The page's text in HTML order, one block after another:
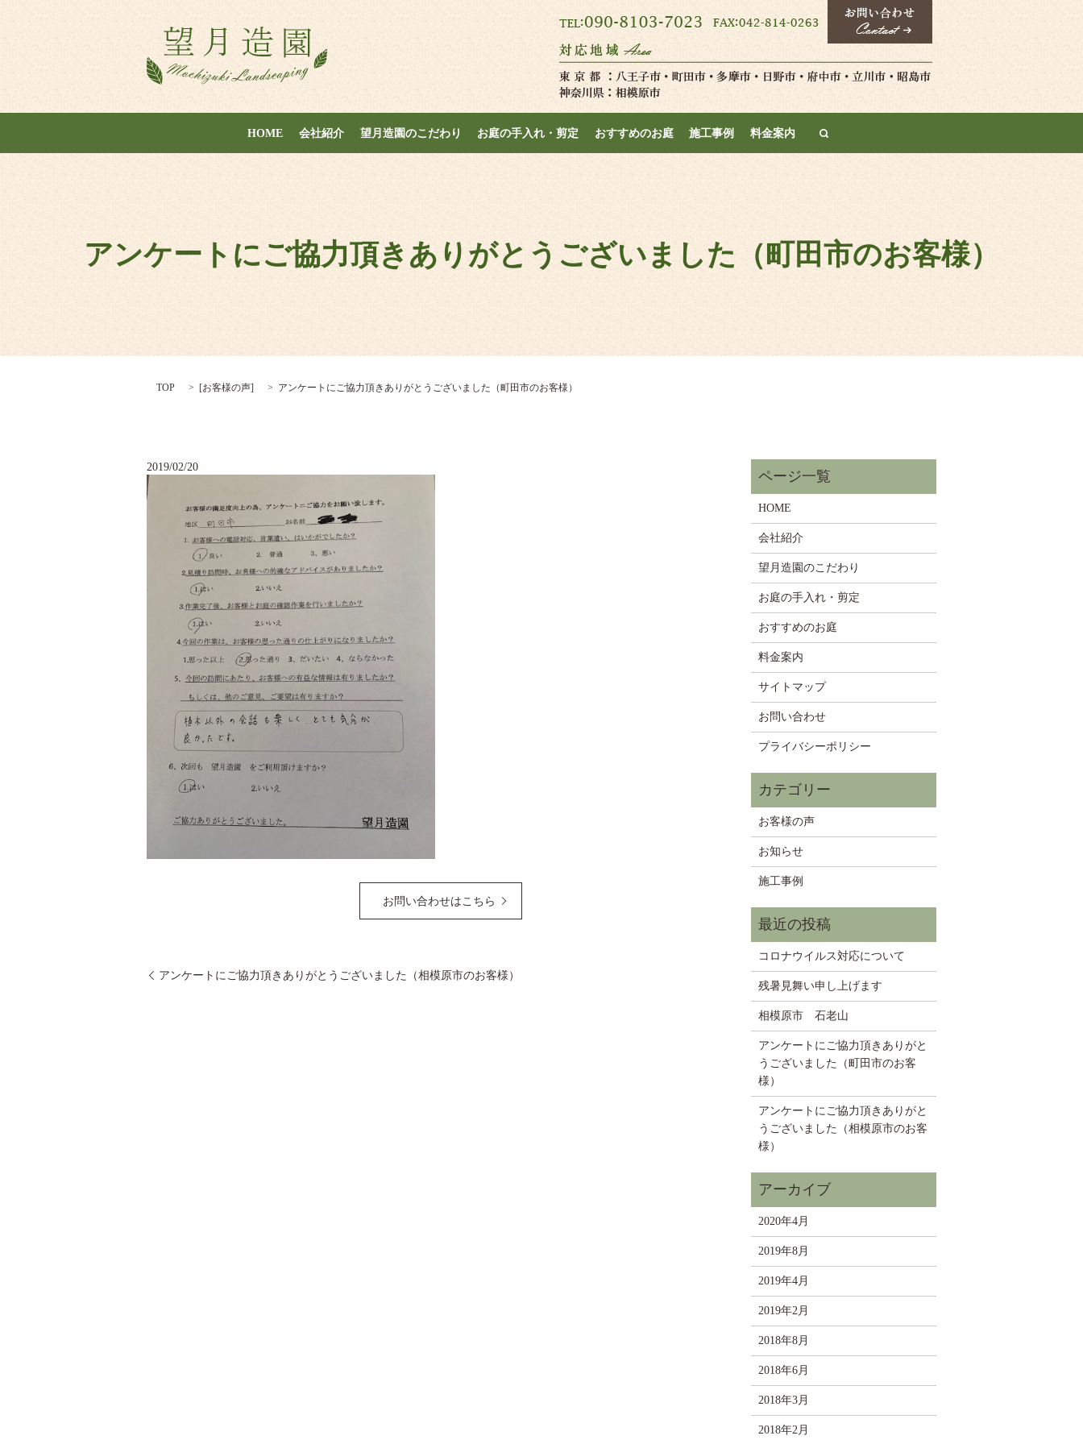
HOME 会社紹介 望月造園のこだわり お庭の手入れ・剪定 おすすめのお庭 施工事例 料金案内
アンケートにご協力頂きありがとうございました（町田市のお客様）
TOP [お客様の声] アンケートにご協力頂きありがとうございました（町田市のお客様）
2019/02/20
お問い合わせはこちら
アンケートにご協力頂きありがとうございました（相模原市のお客様）
HOME
会社紹介
望月造園のこだわり
お庭の手入れ・剪定
おすすめのお庭
料金案内
サイトマップ
お問い合わせ
プライバシーポリシー
お客様の声
お知らせ
施工事例
コロナウイルス対応について
残暑見舞い申し上げます
相模原市 石老山
アンケートにご協力頂きありがと
うございました（町田市のお客
様）
アンケートにご協力頂きありがと
うございました（相模原市のお客
様）
2020年4月
2019年8月
2019年4月
2019年2月
2018年8月
2018年6月
2018年3月
2018年2月